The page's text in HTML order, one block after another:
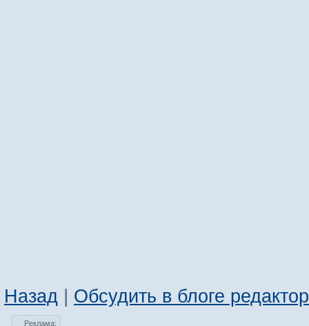
Назад | Обсудить в блоге
Реклама: